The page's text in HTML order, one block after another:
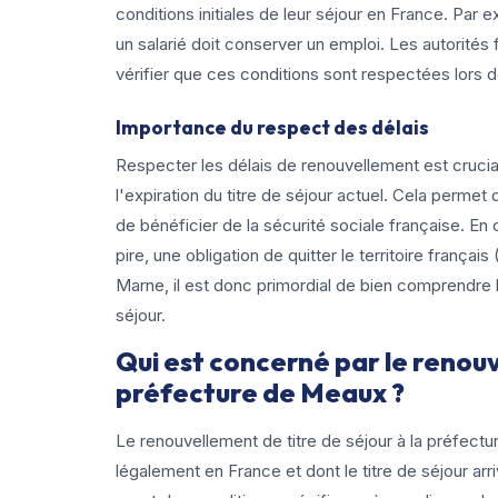
conditions initiales de leur séjour en France. Par
un salarié doit conserver un emploi. Les
vérifier que ces conditions sont respectées lors
Importance du respect des délais
Respecter les délais de renouvellement est
l'expiration du titre de séjour actuel. Cela
de bénéficier de la sécurité sociale française.
pire, une obligation de quitter le territoire
Marne, il est donc primordial de bien
séjour.
Qui est concerné par le
préfecture de Meaux ?
Le renouvellement de titre de séjour à la
légalement en France et dont le titre de séjour